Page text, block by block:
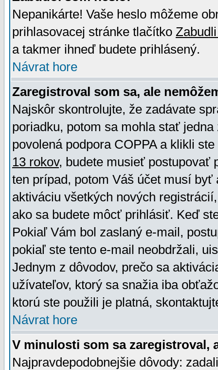
Nepanikárte! Vaše heslo môžeme
prihlasovacej stránke tlačítko
a takmer ihneď budete prihlásený.
Návrat hore
Zaregistroval som sa, ale
Najskôr skontrolujte, že zadávate
poriadku, potom sa mohla stať
povolená podpora COPPA a klikli
13 rokov, budete musieť postupovať
ten prípad, potom Váš účet musí
aktiváciu všetkých nových
ako sa budete môcť prihlásiť. Keď
Pokiaľ Vám bol zaslaný e-mail,
pokiaľ ste tento e-mail neobdržali,
Jednym z dôvodov, prečo sa
užívateľov, ktorý sa snažia iba
ktorú ste použili je platná,
Návrat hore
V minulosti som sa zaregistroval,
Najpravdepodobnejšie dôvody: